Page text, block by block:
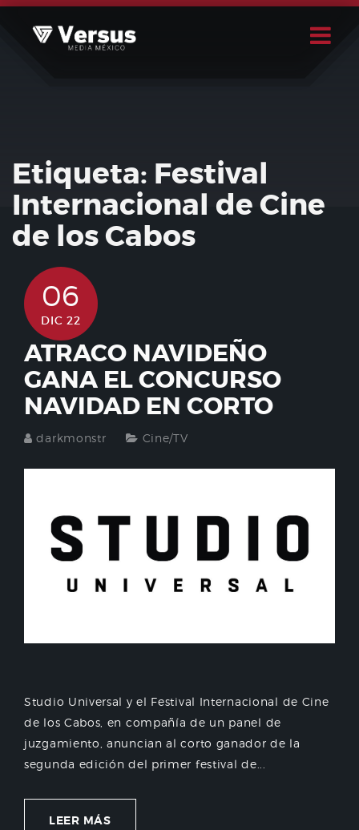
Skip
Etiqueta: Festival
Internacional de Cine
de los Cabos
06
DIC 22
ATRACO NAVIDEÑO
GANA EL CONCURSO
NAVIDAD EN CORTO
darkmonstr Cine/TV
Studio Universal y el Festival Internacional de Cine
de los Cabos, en compañía de un panel de
juzgamiento, anuncian al corto ganador de la
segunda edición del primer festival de...
LEER MÁS